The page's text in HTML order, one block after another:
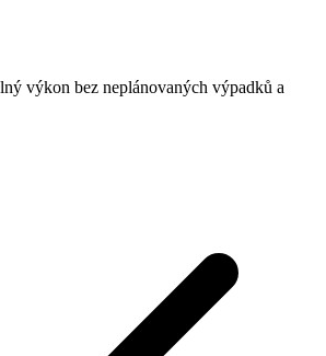
výkon bez neplánovaných výpadků a